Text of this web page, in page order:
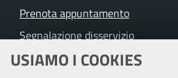
USIAMO I COOKIES
Prenota appuntamento
Segnalazione disservizio
Richiesta assistenza